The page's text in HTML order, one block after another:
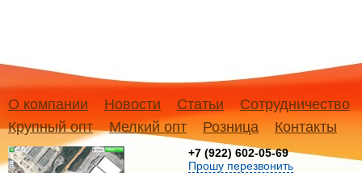
О компании Новости Статьи
Сотрудничество
Крупный опт
Мелкий опт Розница Контакты
+7 (922) 602-05-69
Прошу перезвонить